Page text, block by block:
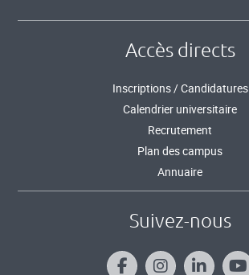
Accès directs
Inscriptions / Candidatures
Calendrier universitaire
Recrutement
Plan des campus
Annuaire
Suivez-nous